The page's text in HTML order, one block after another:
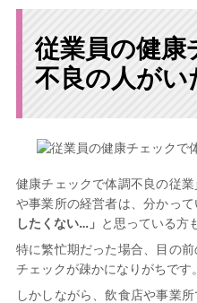
従業員の健康
不良の人がい
健康チェックで体調不良の従
や事業所の経営者は、分かって
したくない…」 と思っている方
特に繁忙期だった場合、目の
チェックが疎かになりがちです。
しかしながら、飲食店や事業